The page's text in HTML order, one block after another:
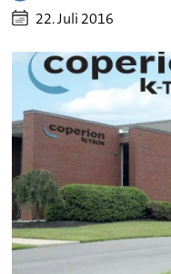
22. Juli 2016